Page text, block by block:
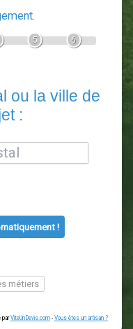
3 devis comparatifs
ou la
ou